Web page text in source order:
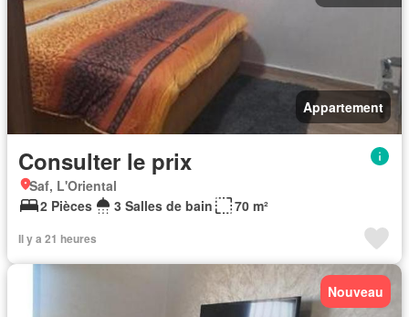
Appartement
Consulter le prix
Saf, L'Oriental
2 Pièces
3 Salles de bain 70 m²
Il y a 21 heures
Nouveau